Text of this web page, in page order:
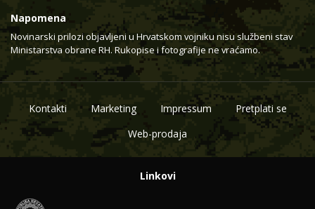
Napomena
Novinarski prilozi objavljeni u Hrvatskom vojniku nisu službeni stav
Ministarstva obrane RH. Rukopise i fotografije ne vraćamo.
Kontakti Marketing Impressum
Pretplati se
Web-prodaja
Linkovi